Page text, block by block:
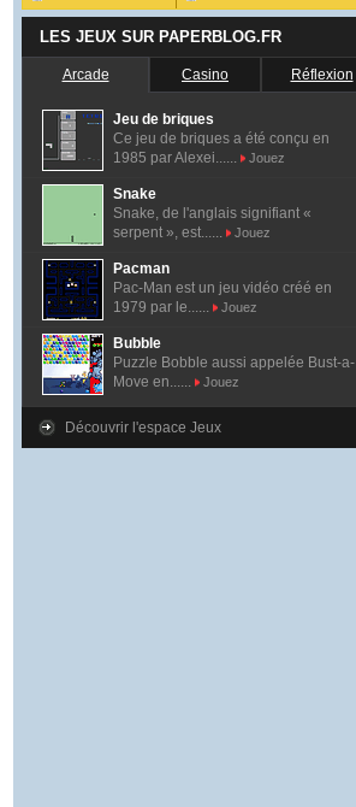
LES JEUX SUR PAPERBLOG.FR
Arcade Casino Réflexion
Jeu de briques
Ce jeu de briques a été conçu en
1985 par Alexei......
Jouez
Snake
Snake, de l'anglais signifiant «
serpent », est......
Jouez
Pacman
Pac-Man est un jeu vidéo créé en
1979 par le......
Jouez
Bubble
Puzzle Bobble aussi appelée Bust-a-
Move en......
Jouez
Découvrir l'espace Jeux